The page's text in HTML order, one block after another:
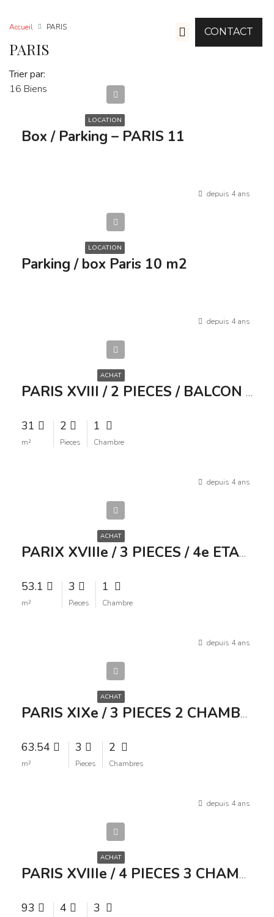
CONTACT
Accueil PARIS
PARIS
16 Biens
Trier par:
LOCATION
Box / Parking – PARIS 11
depuis 4 ans
LOCATION
Parking / box Paris 10 m2
depuis 4 ans
ACHAT
PARIS XVIII / 2 PIECES / BALCON / 31m² / 310 000 /
31
m²
2
Pieces
1
Chambre
depuis 4 ans
ACHAT
PARIX XVIIIe / 3 PIECES / 4e ETAGE / 520 000 /
53.1
m²
3
Pieces
1
Chambre
depuis 4 ans
ACHAT
PARIS XIXe / 3 PIECES 2 CHAMBRES / BALCON / PARKING / 530 000 /
63.54
m²
3
Pieces
2
Chambres
depuis 4 ans
ACHAT
PARIS XVIIIe / 4 PIECES 3 CHAMBRES / TERRASSE + JARDIN / BIEN RARE
93 4 3